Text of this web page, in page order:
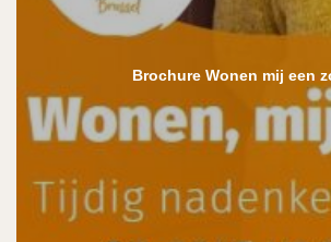
Brochure Wonen mij een